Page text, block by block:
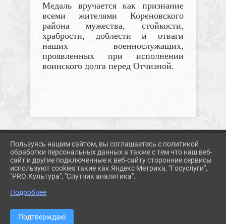
Медаль вручается как признание
всеми жителями Кореновского
района мужества, стойкости,
храбрости, доблести и отваги
наших военнослужащих,
проявленных при исполнении
воинского долга перед Отчизной.
2026 Г. KORMUZ.PROSVET-EDU.RU
ВХОД
КАРТА САЙТА
ПОЛИТИКА ОБРАБОТКИ ПЕРСОНАЛЬНЫХ ДАННЫХ
СДЕЛАНО НА KUBCMS
Пользуясь нашим сайтом, вы соглашаетесь с политикой
обработки персональных данных а также с тем что наш веб-
сайт и другие подключенные к веб-сайту сторонние сервисы
используют cookies такие как Яндекс Метрика, "Госуслуги",
"PRO.Культура", "Спутник аналитика".
Подробнее
Подтверждаю